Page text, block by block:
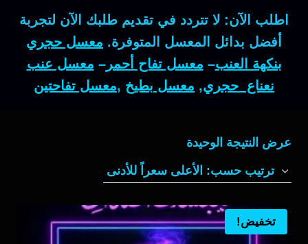
اطلب الآن: لا تتردد في تقديم طلبك الآن لتجربة
أفضل بدائل المعسل المتوفرة. معسل حجري
بنكهة العنب– معسل تفاح أحمر– معسل عنب
نعناع حجري, معسل بطيخ ,معسل تفاحتين
عرض النتيجة الوحيدة
تخفيض!